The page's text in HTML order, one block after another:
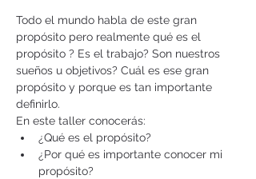
Todo el mundo habla de este gran
propósito pero realmente qué es el
propósito ? Es el trabajo? Son nuestros
sueños u objetivos? Cuál es ese gran
propósito y porque es tan importante
definirlo.
En este taller conocerás:
¿Qué es el propósito?
¿Por qué es importante conocer mi
propósito?